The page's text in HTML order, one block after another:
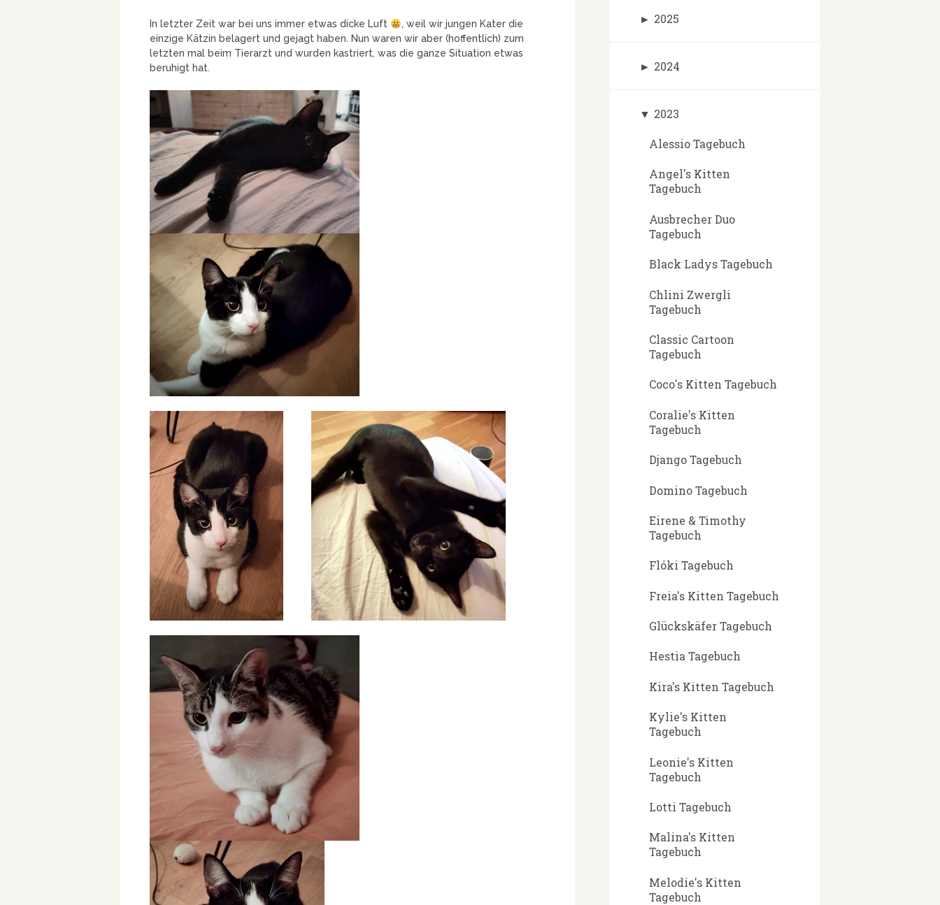
In letzter Zeit war bei uns immer etwas dicke Luft
, weil wir jungen Kater die
einzige Kätzin belagert und gejagt haben. Nun waren wir aber (hoffentlich) zum
letzten mal beim Tierarzt und wurden kastriert, was die ganze Situation etwas
beruhigt hat.
► 2025
► 2024
▼ 2023
Alessio Tagebuch
Angel's Kitten
Tagebuch
Ausbrecher Duo
Tagebuch
Black Ladys Tagebuch
Chlini Zwergli
Tagebuch
Classic Cartoon
Tagebuch
Coco's Kitten Tagebuch
Coralie's Kitten
Tagebuch
Django Tagebuch
Domino Tagebuch
Eirene & Timothy
Tagebuch
Flóki Tagebuch
Freia's Kitten Tagebuch
Glückskäfer Tagebuch
Hestia Tagebuch
Kira's Kitten Tagebuch
Kylie's Kitten
Tagebuch
Leonie's Kitten
Tagebuch
Lotti Tagebuch
Malina's Kitten
Tagebuch
Melodie's Kitten
Tagebuch